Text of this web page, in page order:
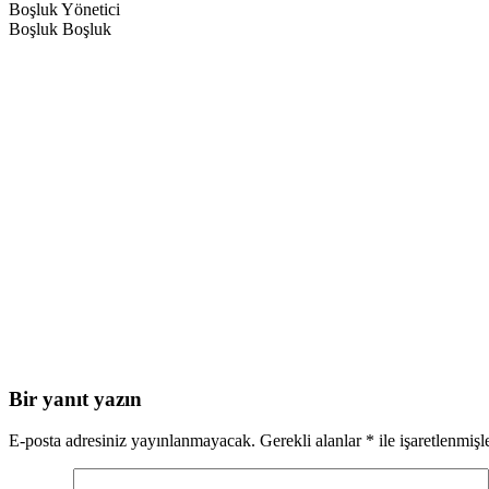
Boşluk Yönetici
Boşluk Boşluk
Bir yanıt yazın
E-posta adresiniz yayınlanmayacak. Gerekli alanlar * ile